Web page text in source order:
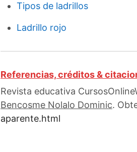
Tipos de ladrillos
Ladrillo rojo
Referencias, créditos &
Revista educativa
Bencosme Nolalo Dominic.
aparente.html